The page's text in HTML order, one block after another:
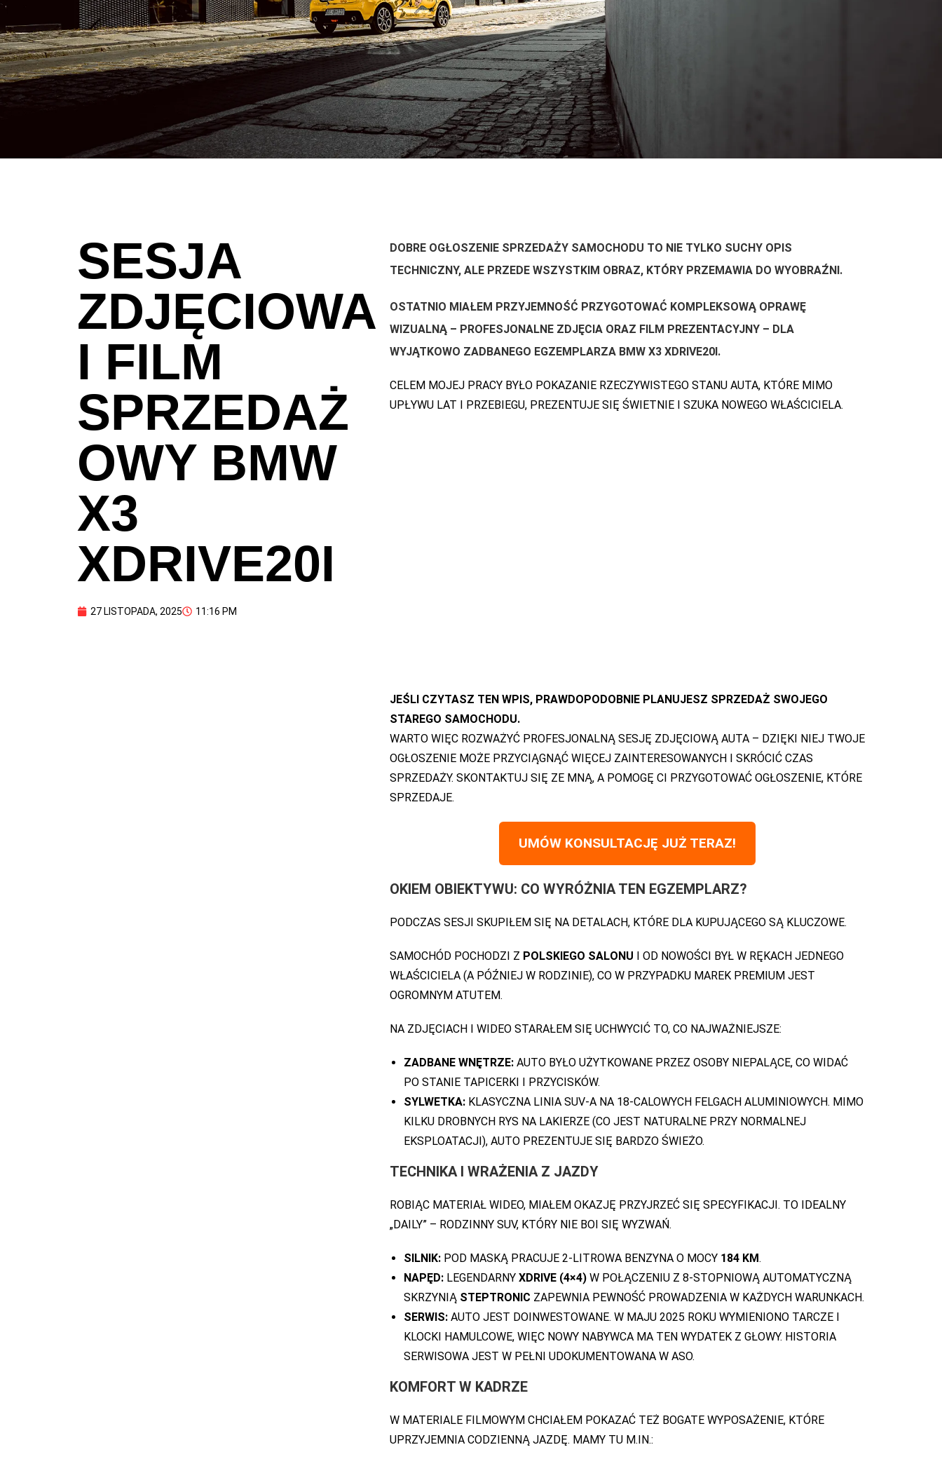
SESJA
ZDJĘCIOWA
I FILM
SPRZEDAŻ
OWY BMW
X3
XDRIVE20I
27 LISTOPADA, 2025 11:16 PM
DOBRE OGŁOSZENIE SPRZEDAŻY SAMOCHODU TO NIE TYLKO SUCHY OPIS
TECHNICZNY, ALE PRZEDE WSZYSTKIM OBRAZ, KTÓRY PRZEMAWIA DO WYOBRAŹNI.
OSTATNIO MIAŁEM PRZYJEMNOŚĆ PRZYGOTOWAĆ KOMPLEKSOWĄ OPRAWĘ
WIZUALNĄ– PROFESJONALNE ZDJĘCIA ORAZ FILM PREZENTACYJNY – DLA
WYJĄTKOWO ZADBANEGO EGZEMPLARZA BMW X3 XDRIVE20I.
CELEM MOJEJ PRACY BYŁO POKAZANIE RZECZYWISTEGO STANU AUTA, KTÓRE MIMO
UPŁYWU LAT I PRZEBIEGU, PREZENTUJE SIĘ ŚWIETNIE I SZUKA NOWEGO WŁAŚCICIELA.
JEŚLI CZYTASZ TEN WPIS, PRAWDOPODOBNIE PLANUJESZ SPRZEDAŻ SWOJEGO
STAREGO SAMOCHODU.
WARTO WIĘC ROZWAŻYĆ PROFESJONALNĄ SESJĘ ZDJĘCIOWĄ AUTA – DZIĘKI NIEJ TWOJE
OGŁOSZENIE MOŻE PRZYCIĄGNĄĆ WIĘCEJ ZAINTERESOWANYCH I SKRÓCIĆ CZAS
SPRZEDAŻY. SKONTAKTUJ SIĘ ZE MNĄ, A POMOGĘ CI PRZYGOTOWAĆ OGŁOSZENIE, KTÓRE
SPRZEDAJE.
UMÓW KONSULTACJĘ JUŻ TERAZ!
OKIEM OBIEKTYWU: CO WYRÓŻNIA TEN EGZEMPLARZ?
PODCZAS SESJI SKUPIŁEM SIĘ NA DETALACH, KTÓRE DLA KUPUJĄCEGO SĄ KLUCZOWE.
SAMOCHÓD POCHODZI Z POLSKIEGO SALONU I OD NOWOŚCI BYŁ W RĘKACH JEDNEGO
WŁAŚCICIELA (A PÓŹNIEJ W RODZINIE), CO W PRZYPADKU MAREK PREMIUM JEST
OGROMNYM ATUTEM.
NA ZDJĘCIACH I WIDEO STARAŁEM SIĘ UCHWYCIĆ TO, CO NAJWAŻNIEJSZE:
ZADBANE WNĘTRZE:AUTO BYŁO UŻYTKOWANE PRZEZ OSOBY NIEPALĄCE, CO WIDAĆ
PO STANIE TAPICERKI I PRZYCISKÓW.
SYLWETKA:KLASYCZNA LINIA SUV-A NA 18-CALOWYCH FELGACH ALUMINIOWYCH. MIMO
KILKU DROBNYCH RYS NA LAKIERZE (CO JEST NATURALNE PRZY NORMALNEJ
EKSPLOATACJI), AUTO PREZENTUJE SIĘ BARDZO ŚWIEŻO.
TECHNIKA I WRAŻENIA Z JAZDY
ROBIĄC MATERIAŁ WIDEO, MIAŁEM OKAZJĘ PRZYJRZEĆ SIĘ SPECYFIKACJI. TO IDEALNY
„DAILY” – RODZINNY SUV, KTÓRY NIE BOI SIĘ WYZWAŃ.
SILNIK:POD MASKĄ PRACUJE 2-LITROWA BENZYNA O MOCY 184 KM.
NAPĘD:LEGENDARNY XDRIVE (4×4)W POŁĄCZENIU Z 8-STOPNIOWĄ AUTOMATYCZNĄ
SKRZYNIĄ STEPTRONIC ZAPEWNIA PEWNOŚĆ PROWADZENIA W KAŻDYCH WARUNKACH.
SERWIS:AUTO JEST DOINWESTOWANE. W MAJU 2025 ROKU WYMIENIONO TARCZE I
KLOCKI HAMULCOWE, WIĘC NOWY NABYWCA MA TEN WYDATEK Z GŁOWY. HISTORIA
SERWISOWA JEST W PEŁNI UDOKUMENTOWANA W ASO.
KOMFORT W KADRZE
W MATERIALE FILMOWYM CHCIAŁEM POKAZAĆ TEŻ BOGATE WYPOSAŻENIE, KTÓRE
UPRZYJEMNIA CODZIENNĄ JAZDĘ. MAMY TU M.IN.: